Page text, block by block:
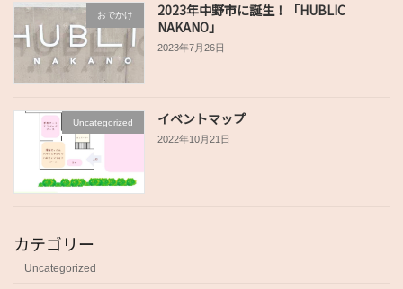
おでかけ
2023年中野市に誕生！「HUBLIC
NAKANO」
2023年7月26日
Uncategorized イベントマップ
2022年10月21日
カテゴリー
Uncategorized